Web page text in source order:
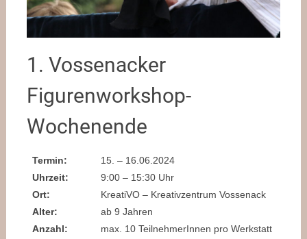
1. Vossenacker
Figurenworkshop-
Wochenende
Termin:
15. – 16.06.2024
Uhrzeit:
9:00 – 15:30 Uhr
Ort:
KreatiVO – Kreativzentrum Vossenack
Alter:
ab 9 Jahren
Anzahl:
max. 10 TeilnehmerInnen pro Werkstatt